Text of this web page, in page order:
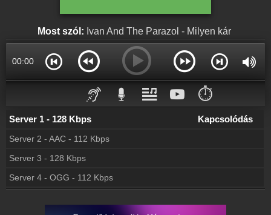
Hírek
Petőfi Rádió kapcsolatos hírek
Rádió beágyazás
Ágyazd be weboldaladba
Online rádió készítés
Most szól: Ivan And The Parazol - Milyen kár
00:00
⏱️
Server 1 - 128 Kbps Kapcsolódás
Server 2 - AAC - 112 Kbps
Server 3 - 128 Kbps
Server 4 - OGG - 112 Kbps